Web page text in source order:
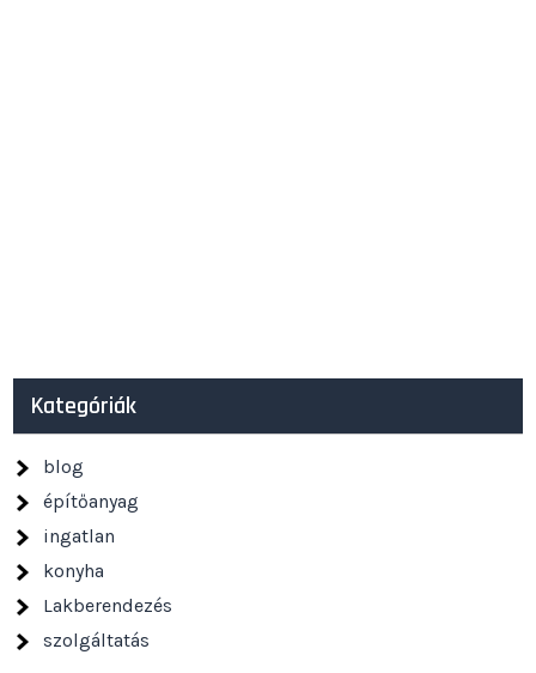
Kategóriák
blog
építőanyag
ingatlan
konyha
Lakberendezés
szolgáltatás